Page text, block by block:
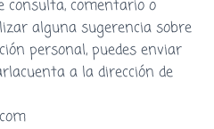
consulta, comentario o
alguna sugerencia sobre
personal, puedes enviar
a la dirección de